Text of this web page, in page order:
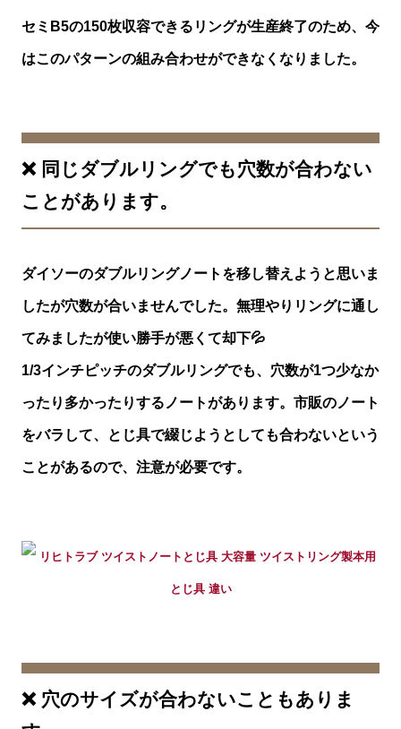
セミB5の150枚収容できるリングが生産終了のため、今
はこのパターンの組み合わせができなくなりました。
❌ 同じダブルリングでも穴数が合わない
ことがあります。
ダイソーのダブルリングノートを移し替えようと思いま
したが穴数が合いませんでした。無理やりリングに通し
てみましたが使い勝手が悪くて却下💦
1/3インチピッチのダブルリングでも、穴数が1つ少なか
ったり多かったりするノートがあります。市販のノート
をバラして、とじ具で綴じようとしても合わないという
ことがあるので、注意が必要です。
❌ 穴のサイズが合わないこともありま